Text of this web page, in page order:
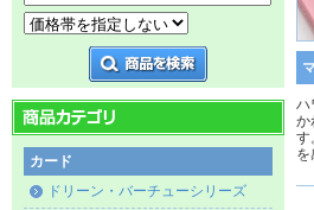
カード
ドリーン・バーチューシリーズ
ハ
か
す